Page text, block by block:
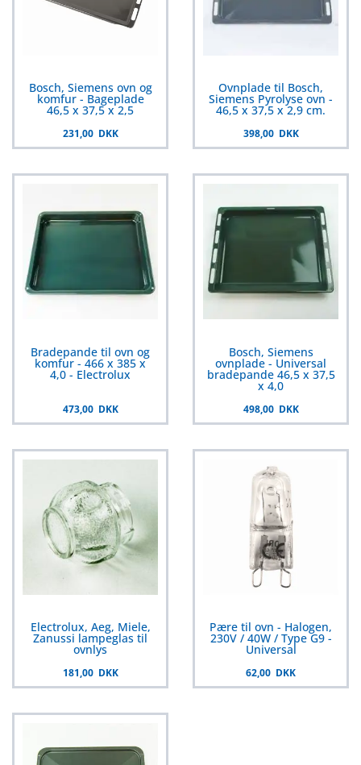
Bosch, Siemens ovn og
komfur - Bageplade
46,5 x 37,5 x 2,5
231,00 DKK
Ovnplade til Bosch,
Siemens Pyrolyse ovn -
46,5 x 37,5 x 2,9 cm.
398,00 DKK
Bradepande til ovn og
komfur - 466 x 385 x
4,0 - Electrolux
473,00 DKK
Bosch, Siemens
ovnplade - Universal
bradepande 46,5 x 37,5
x 4,0
498,00 DKK
Electrolux, Aeg, Miele,
Zanussi lampeglas til
ovnlys
181,00 DKK
Pære til ovn - Halogen,
230V / 40W / Type G9 -
Universal
62,00 DKK